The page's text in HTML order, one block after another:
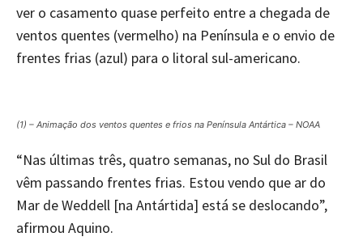
ver o casamento quase perfeito entre a chegada de
ventos quentes (vermelho) na Península e o envio de
frentes frias (azul) para o litoral sul-americano.
(1) – Animação dos ventos quentes e frios na Península Antártica – NOAA
“Nas últimas três, quatro semanas, no Sul do Brasil
vêm passando frentes frias. Estou vendo que ar do
Mar de Weddell [na Antártida] está se deslocando”,
afirmou Aquino.